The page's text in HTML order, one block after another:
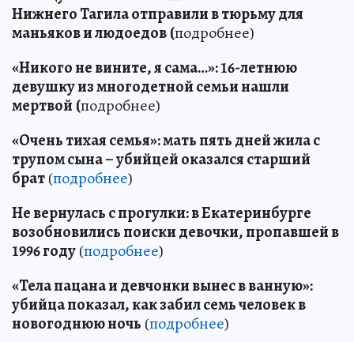
Нижнего Тагила отправили в тюрьму для
маньяков и людоедов(подробнее)
«Никого не вините, я сама…»: 16-летнюю
девушку из многодетной семьи нашли
мертвой (подробнее)
«Очень тихая семья»: мать пять дней жила с
трупом сына – убийцей оказался старший
брат(подробнее)
Не вернулась с прогулки: в Екатеринбурге
возобновились поиски девочки, пропавшей в
1996 году(подробнее)
«Тела пацана и девчонки вынес в ванную»:
убийца показал, как забил семь человек в
новогоднюю ночь (подробнее)